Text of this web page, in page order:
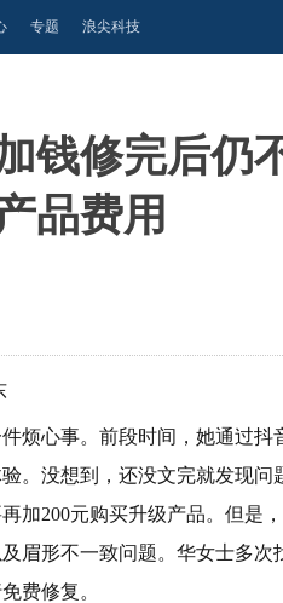
专题 浪尖科技
钱修完后仍
品费用
烦心事。前段时间，她通过
。没想到，还没文完就发现
加200元购买升级产品。但是
眉形不一致问题。华女士多
费修复。